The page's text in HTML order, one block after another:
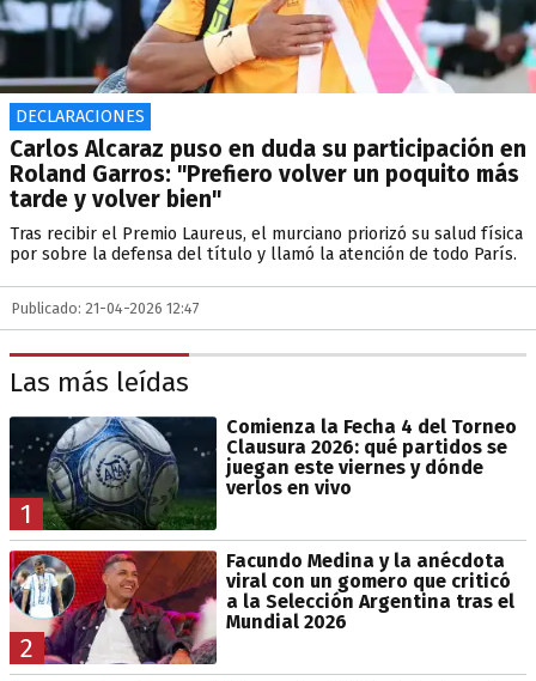
DECLARACIONES
Carlos Alcaraz puso en duda su participación en
Roland Garros: "Prefiero volver un poquito más
tarde y volver bien"
Tras recibir el Premio Laureus, el murciano priorizó su salud física
por sobre la defensa del título y llamó la atención de todo París.
Publicado: 21-04-2026 12:47
Las más leídas
1
Comienza la Fecha 4 del Torneo
Clausura 2026: qué partidos se
juegan este viernes y dónde
verlos en vivo
2
Facundo Medina y la anécdota
viral con un gomero que criticó
a la Selección Argentina tras el
Mundial 2026